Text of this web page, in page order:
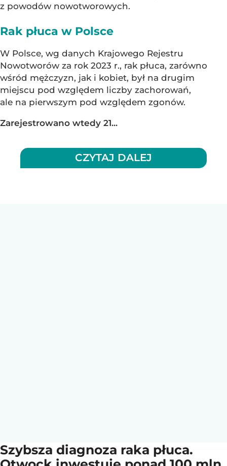
z powodów nowotworowych.
Rak płuca w Polsce
W Polsce, wg danych Krajowego Rejestru
Nowotworów za rok 2023 r., rak płuca, zarówno
wśród mężczyzn, jak i kobiet, był na drugim
miejscu pod względem liczby zachorowań,
ale na pierwszym pod względem zgonów.
Zarejestrowano wtedy 21...
CZYTAJ DALEJ
Szybsza diagnoza raka płuca.